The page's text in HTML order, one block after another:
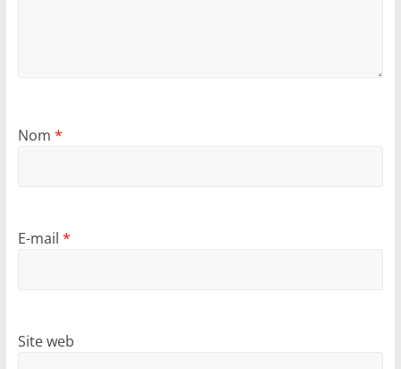
Nom *
E-mail *
Site web